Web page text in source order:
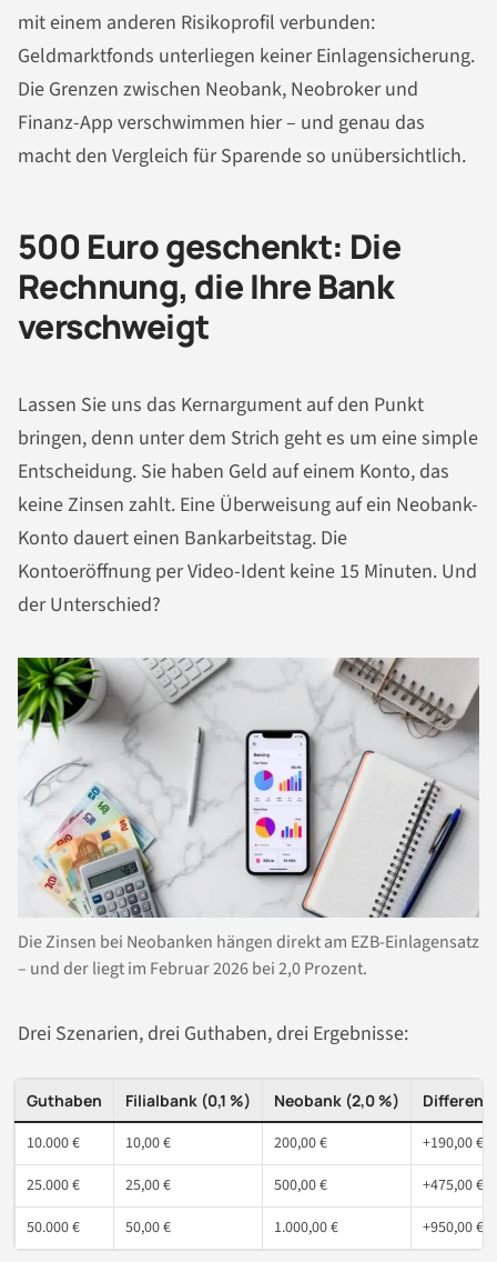
mit einem anderen Risikoprofil verbunden:
Geldmarktfonds unterliegen keiner Einlagensicherung.
Die Grenzen zwischen Neobank, Neobroker und
Finanz-App verschwimmen hier – und genau das
macht den Vergleich für Sparende so unübersichtlich.
500 Euro geschenkt: Die
Rechnung, die Ihre Bank
verschweigt
Lassen Sie uns das Kernargument auf den Punkt
bringen, denn unter dem Strich geht es um eine simple
Entscheidung. Sie haben Geld auf einem Konto, das
keine Zinsen zahlt. Eine Überweisung auf ein Neobank-
Konto dauert einen Bankarbeitstag. Die
Kontoeröffnung per Video-Ident keine 15 Minuten. Und
der Unterschied?
Die Zinsen bei Neobanken hängen direkt am EZB-Einlagensatz
– und der liegt im Februar 2026 bei 2,0 Prozent.
Drei Szenarien, drei Guthaben, drei Ergebnisse:
Guthaben Filialbank (0,1 %) Neobank (2,0 %)
10.000 € 10,00 € 200,00 €
+190,00 €
25.000 €
25,00 € 500,00 €
+475,00 €
50.000 €
50,00 € 1.000,00 € +950,00 €